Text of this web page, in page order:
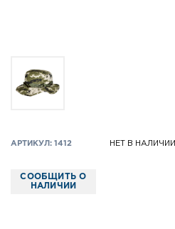
АРТИКУЛ: 1412 НЕТ В НАЛИЧИИ
СООБЩИТЬ О
НАЛИЧИИ